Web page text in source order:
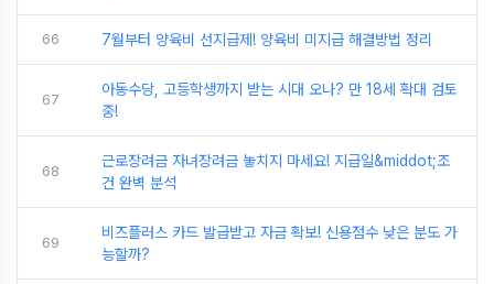
66 7월부터 양육비 선지급제! 양육비 미지급 해결방법 정리
67
아동수당, 고등학생까지 받는 시대 오나? 만 18세 확대 검토
중!
68
근로장려금 자녀장려금 놓치지 마세요! 지급일&middot;조
건 완벽 분석
69
비즈플러스 카드 발급받고 자금 확보! 신용점수 낮은 분도 가
능할까?